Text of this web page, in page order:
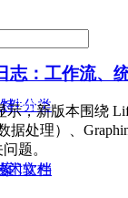
件分类
门软件
术文档
中睿驰！
010-67506619
志：工作流、
示，新版本围绕
据处理）、
题。